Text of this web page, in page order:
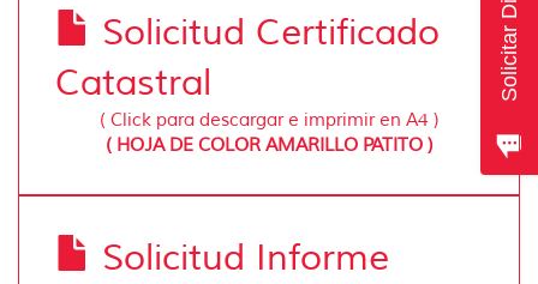
Solicitar Disp
Solicitud Certificado
Catastral
( Click para descargar e imprimir en A4 )
( HOJA DE COLOR AMARILLO PATITO )
Solicitud Informe